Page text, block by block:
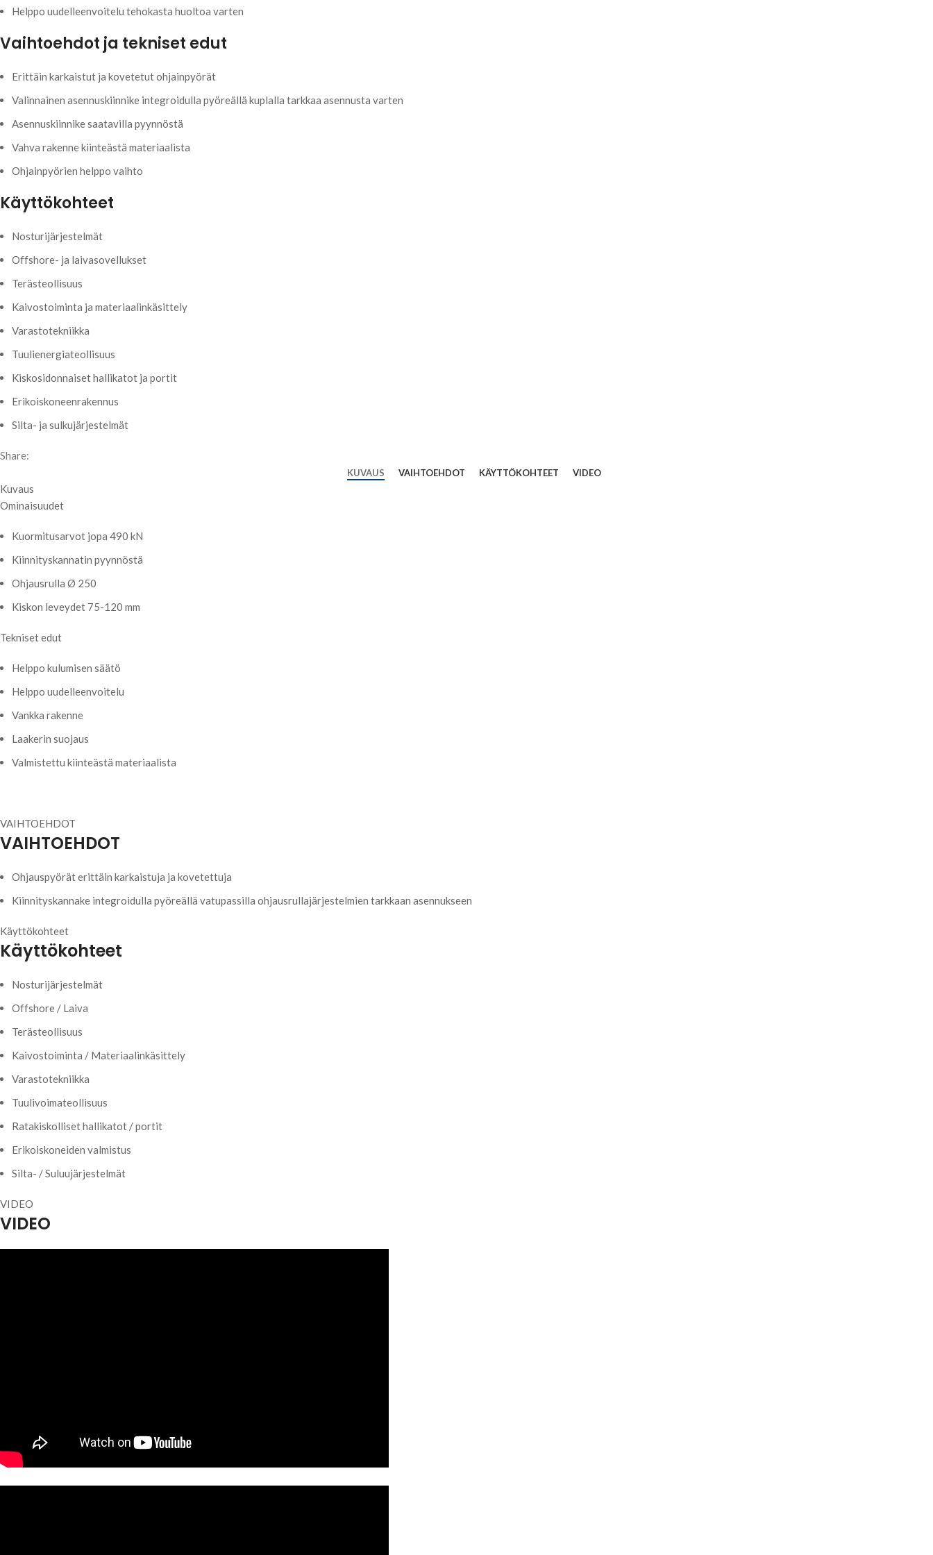
Helppo uudelleenvoitelu tehokasta huoltoa varten
Vaihtoehdot ja tekniset edut
Erittäin karkaistut ja kovetetut ohjainpyörät
Valinnainen asennuskiinnike integroidulla pyöreällä kuplalla tarkkaa asennusta varten
Asennuskiinnike saatavilla pyynnöstä
Vahva rakenne kiinteästä materiaalista
Ohjainpyörien helppo vaihto
Käyttökohteet
Nosturijärjestelmät
Offshore- ja laivasovellukset
Terästeollisuus
Kaivostoiminta ja materiaalinkäsittely
Varastotekniikka
Tuulienergiateollisuus
Kiskosidonnaiset hallikatot ja portit
Erikoiskoneenrakennus
Silta- ja sulkujärjestelmät
Share:
KUVAUS VAIHTOEHDOT KÄYTTÖKOHTEET VIDEO
Kuvaus
Ominaisuudet
Kuormitusarvot jopa 490 kN
Kiinnityskannatin pyynnöstä
Ohjausrulla Ø 250
Kiskon leveydet 75-120 mm
Tekniset edut
Helppo kulumisen säätö
Helppo uudelleenvoitelu
Vankka rakenne
Laakerin suojaus
Valmistettu kiinteästä materiaalista
VAIHTOEHDOT
VAIHTOEHDOT
Ohjauspyörät erittäin karkaistuja ja kovetettuja
Kiinnityskannake integroidulla pyöreällä vatupassilla ohjausrullajärjestelmien tarkkaan asennukseen
Käyttökohteet
Käyttökohteet
Nosturijärjestelmät
Offshore / Laiva
Terästeollisuus
Kaivostoiminta / Materiaalinkäsittely
Varastotekniikka
Tuulivoimateollisuus
Ratakiskolliset hallikatot / portit
Erikoiskoneiden valmistus
Silta- / Suluujärjestelmät
VIDEO
VIDEO